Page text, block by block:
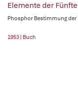
Elemente der
Phosphor Bestimmung
1953 | Buch